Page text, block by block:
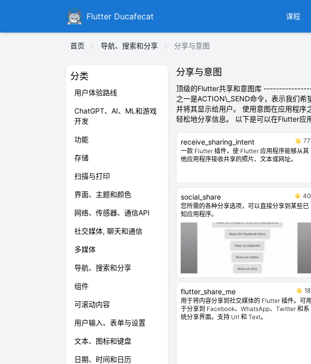
DucafecatFlutter Ducafecat 课程
首页 导航、搜索和分享 分享与意图
分类
用户体验路线
ChatGPT、AI、ML和游戏
开发
功能
存储
扫描与打印
界面、主题和颜色
网络、传感器、通信API
社交媒体, 聊天和通信
多媒体
导航、搜索和分享
组件
可滚动内容
用户输入、表单与设置
文本、图标和键盘
日期、时间和日历
分享与意图
顶级的Flutter共享和意图库
之一是ACTION\_SEND命令，表示我们
并将其显示给用户。 使用意图在应用程序
轻松地分享信息。 以下是可以在Flutter应
receive_sharing_intent
一款 Flutter 插件，使 Flutter 应用程序能够从其
他应用程序接收共享的照片、文本或网址。
social_share
您所需的各种分享选项，可以直接分享到某些已
知应用程序。
flutter_share_me
用于将内容分享到社交媒体的 Flutter 插件。可用
于分享到 Facebook、WhatsApp、Twitter 和系
统分享界面。支持 Url 和 Text。